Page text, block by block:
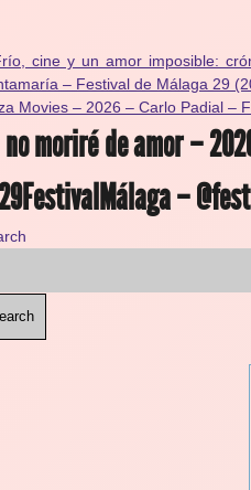
cine y un amor imposible:
– Festival de Málaga 29
Movies – 2026 – Carlo Padial –
no moriré de amor –
–